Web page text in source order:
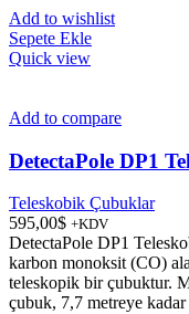
Add to wishlist
Sepete Ekle
Quick view
Add to compare
DetectaPole DP1
Teleskobik Çubuklar
595,00$ +KDV
DetectaPole DP1
karbon monoksit (CO)
teleskopik bir çubuktur.
çubuk, 7,7 metreye